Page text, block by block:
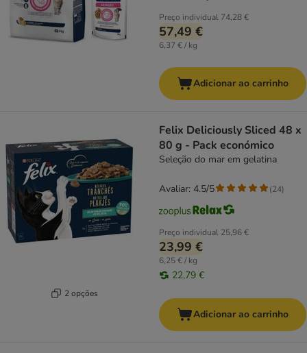
Preço individual 74,28 €
57,49 €
6,37 € / kg
Adicionar ao carrinho
2 opções
Felix Deliciously Sliced 48 x
80 g - Pack económico
Seleção do mar em gelatina
Preço individual 25,96 €
23,99 €
6,25 € / kg
22,79 €
Avaliar: 4.5/5 (24)
Adicionar ao carrinho